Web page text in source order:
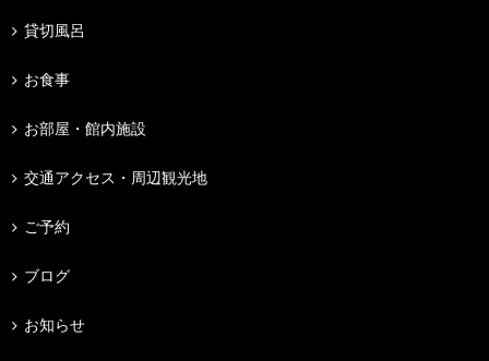
貸切風呂
お食事
お部屋・館内施設
交通アクセス・周辺観光地
ご予約
ブログ
お知らせ